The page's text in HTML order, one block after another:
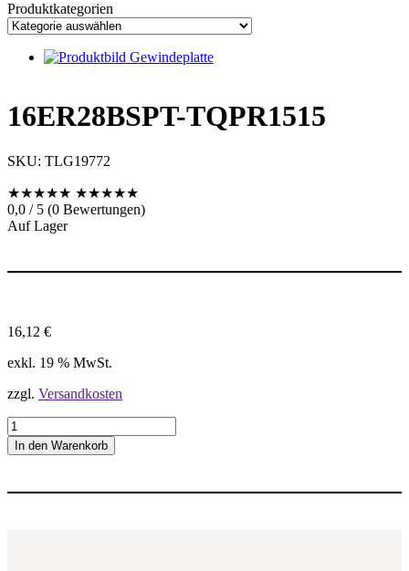
Produktkategorien
16ER28BSPT-TQPR1515
SKU: TLG19772
★★★★★ ★★★★★
0,0 / 5 (0 Bewertungen)
Auf Lager
16,12 €
exkl. 19 % MwSt.
zzgl. Versandkosten
1
6
E
2
In den Warenkorb